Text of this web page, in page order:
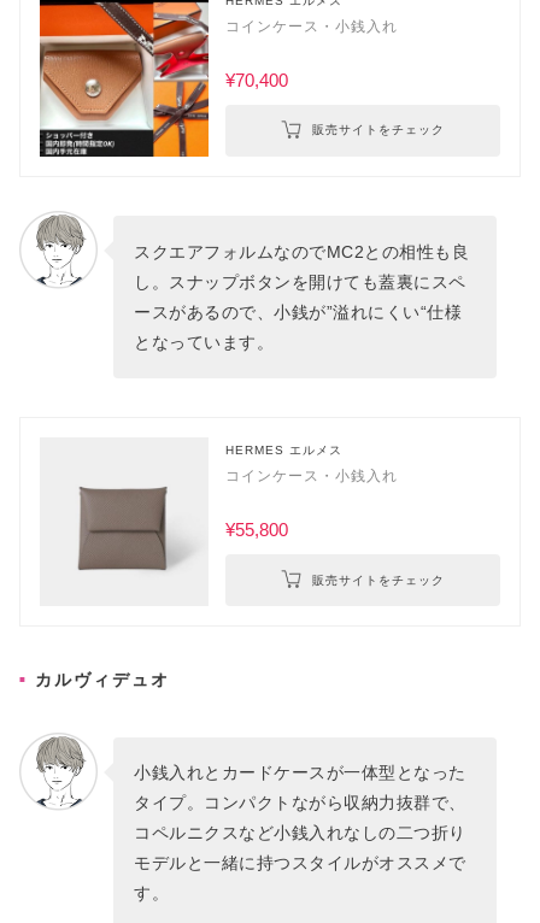
コインケース・小銭入れ
¥70,400
販売サイトをチェック
スクエアフォルムなのでMC2との相性も良
し。スナップボタンを開けても蓋裏にスペ
ースがあるので、小銭が”溢れにくい“仕様
となっています。
HERMES エルメス
コインケース・小銭入れ
¥55,800
販売サイトをチェック
カルヴィデュオ
小銭入れとカードケースが一体型となった
タイプ。コンパクトながら収納力抜群で、
コペルニクスなど小銭入れなしの二つ折り
モデルと一緒に持つスタイルがオススメで
す。